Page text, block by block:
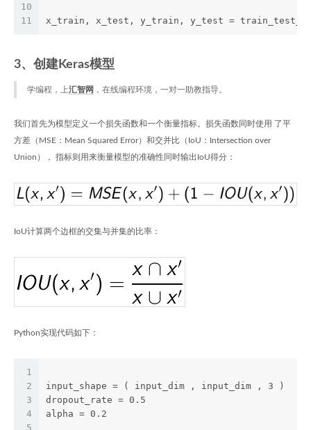
10
11
x_train, x_test, y_train, y_test =
3、创建Keras模型
学编程，上汇智网 ，在线编程环境，一对一助教指导。
我们首先为模型定义一个损失函数和一个衡量指标。损失函数同时使用 了平
方差（MSE：Mean Squared Error）和交并比（IoU：Intersection over
Union）， 指标则用来衡量模型的准确性同时输出IoU得分：
IoU计算两个边框的交集与并集的比率：
Python实现代码如下：
1
2
3
4
5
input_shape = ( input_dim , input_dim , 3 )
dropout_rate = 0.5
alpha = 0.2